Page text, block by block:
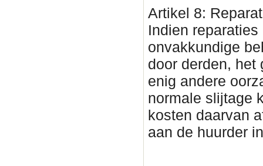
Artikel 8:
Indien
onvakkundige
door derden, het
enig andere
normale slijtage
kosten daarvan
aan de huurder